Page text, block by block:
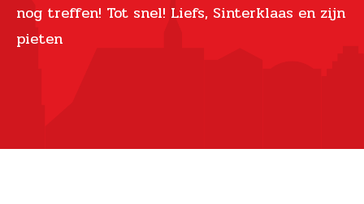
nog treffen! Tot snel! Liefs, Sinterklaas en zijn
pieten